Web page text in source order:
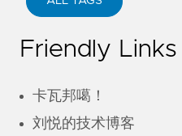
Friendly Links
卡瓦邦噶！
刘悦的技术博客